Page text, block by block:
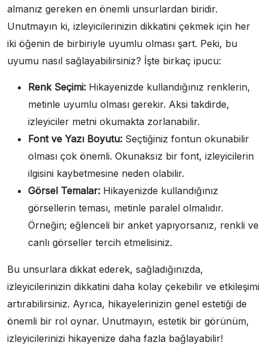
almanız gereken en önemli unsurlardan biridir.
Unutmayın ki, izleyicilerinizin dikkatini çekmek için her
iki öğenin de birbiriyle uyumlu olması şart. Peki, bu
uyumu nasıl sağlayabilirsiniz? İşte birkaç ipucu:
Renk Seçimi: Hikayenizde kullandığınız renklerin,
metinle uyumlu olması gerekir. Aksi takdirde,
izleyiciler metni okumakta zorlanabilir.
Font ve Yazı Boyutu: Seçtiğiniz fontun okunabilir
olması çok önemli. Okunaksız bir font, izleyicilerin
ilgisini kaybetmesine neden olabilir.
Görsel Temalar: Hikayenizde kullandığınız
görsellerin teması, metinle paralel olmalıdır.
Örneğin; eğlenceli bir anket yapıyorsanız, renkli ve
canlı görseller tercih etmelisiniz.
Bu unsurlara dikkat ederek, sağladığınızda,
izleyicilerinizin dikkatini daha kolay çekebilir ve etkileşimi
artırabilirsiniz. Ayrıca, hikayelerinizin genel estetiği de
önemli bir rol oynar. Unutmayın, estetik bir görünüm,
izleyicilerinizi hikayenize daha fazla bağlayabilir!